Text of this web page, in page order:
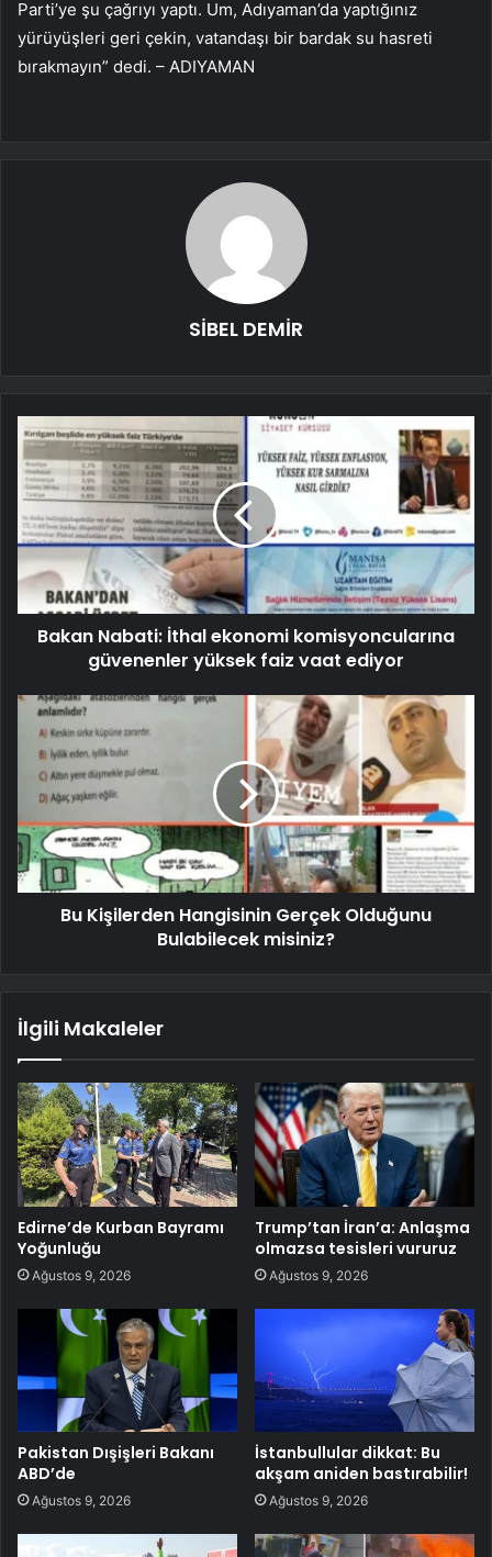
Parti’ye şu çağrıyı yaptı. Um, Adıyaman’da yaptığınız
yürüyüşleri geri çekin, vatandaşı bir bardak su hasreti
bırakmayın” dedi. – ADIYAMAN
SİBEL DEMİR
Bakan Nabati: İthal ekonomi komisyoncularına
güvenenler yüksek faiz vaat ediyor
Bu Kişilerden Hangisinin Gerçek Olduğunu
Bulabilecek misiniz?
İlgili Makaleler
Edirne’de Kurban Bayramı
Yoğunluğu
Ağustos 9, 2026
Trump’tan İran’a: Anlaşma
olmazsa tesisleri vururuz
Ağustos 9, 2026
Pakistan Dışişleri Bakanı
ABD’de
Ağustos 9, 2026
İstanbullular dikkat: Bu
akşam aniden bastırabilir!
Ağustos 9, 2026